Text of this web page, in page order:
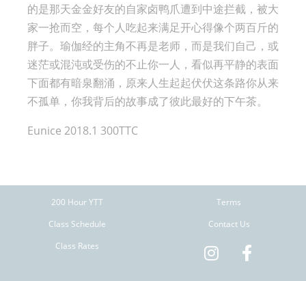
的是那天金金好友的自家卤鸭爪遭到中途拦截，被大
家一抢而空，每个人吃起来满足开心得像个两百斤的
胖子。瑜伽经的主角不再是老师，而是我们自己，或
迷茫或混沌或受伤的不止你一人，看似再平静的表面
下面都有暗泉翻涌，原来人生起起伏伏这条路你从来
不孤单，你我背后的故事成了彼此最好的下午茶。
Eunice 2018.1 300TTC
200 Hour YTT
Class Schedule
Class Rates
Terms
Contact Us